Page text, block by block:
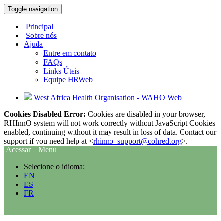
Toggle navigation
Principal
Sobre nós
Ajuda
Entre em contato
FAQs
Links Úteis
Equipe HRWeb
West Africa Health Organisation - WAHO Web
Cookies Disabled Error: Cookies are disabled in your browser,
RHInnO system will not work correctly without JavaScript Cookies
enabled, continuing without it may result in loss of data. Contact our
support if you need help at <rhinno_support@cohred.org>.
Acessar
Menu
Selecione o idioma:
EN
ES
FR